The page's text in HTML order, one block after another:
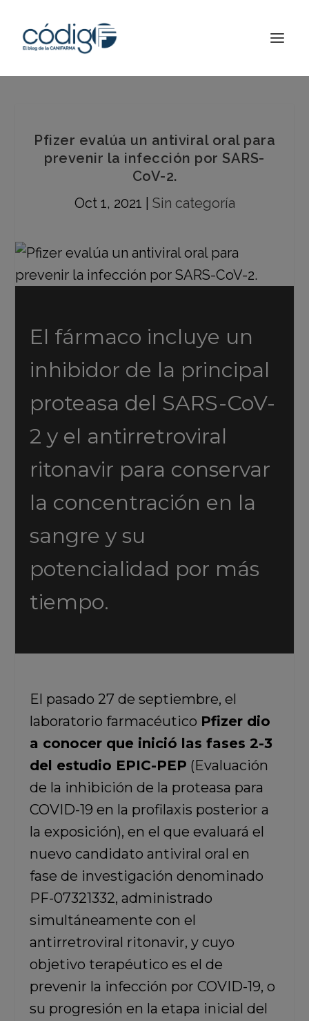
Pfizer evalúa un antiviral oral para
prevenir la infección por SARS-
CoV-2.
Oct 1, 2021
Sin categoría
El fármaco incluye un
inhibidor de la principal
proteasa del SARS-CoV-
2 y el antirretroviral
ritonavir para conservar
la concentración en la
sangre y su
potencialidad por más
tiempo.
El pasado 27 de septiembre, el
laboratorio farmacéutico Pfizer dio
a conocer que inició las fases 2-3
del estudio EPIC-PEP (Evaluación
de la inhibición de la proteasa para
COVID-19 en la profilaxis posterior a
la exposición), en el que evaluará el
nuevo candidato antiviral oral en
fase de investigación denominado
PF-07321332, administrado
simultáneamente con el
antirretroviral ritonavir, y cuyo
objetivo terapéutico es el de
prevenir la infección por COVID-19, o
su progresión en la etapa inicial del